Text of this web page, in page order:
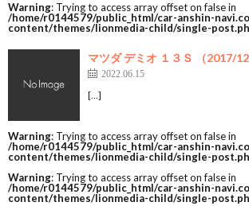
Warning: Trying to access array offset on false in
/home/r0144579/public_html/car-anshin-
content/themes/lionmedia-child/single-
マツダ デミオ １３Ｓ （2017/
2022.06.15
[…]
Warning: Trying to access array offset on false in
/home/r0144579/public_html/car-anshin-
content/themes/lionmedia-child/single-
Warning: Trying to access array offset on false in
/home/r0144579/public_html/car-anshin-
content/themes/lionmedia-child/single-